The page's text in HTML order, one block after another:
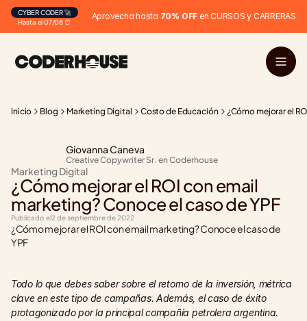
Hasta el 07/08 ⏰
CYBER CODER 🚀 Aprovecha hasta 70% OFF en CURSOS y CARRERAS
Inicio Blog Marketing Digital Costo de Educación ¿Cómo mejorar el
Giovanna Caneva
Creative Copywriter Sr. en Coderhouse
Marketing Digital
¿Cómo mejorar el ROI con email
marketing? Conoce el caso de YPF
Publicado el2 de septiembre de 2022
¿Cómo mejorar el ROI con email marketing? Conoce el caso de
YPF
Todo lo que debes saber sobre el retorno de la inversión, métrica
clave en este tipo de campañas. Además, el caso de éxito
protagonizado por la principal compañía petrolera argentina.